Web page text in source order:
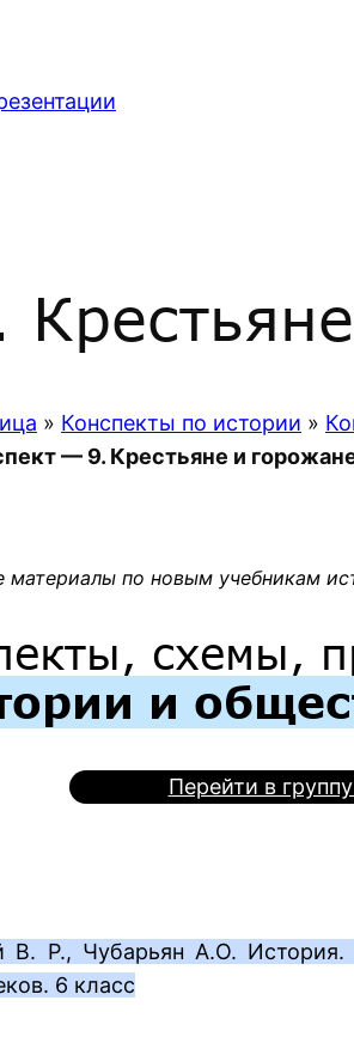
» Конспекты по истории »
— 9. Крестьяне и
материалы по новым учебникам
схемы,
и
Перейти в
В. Р., Чубарьян А.О.
6 класс